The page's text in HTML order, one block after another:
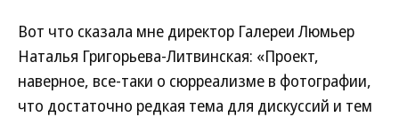
Вот что сказала мне директор Галереи Люмьер
Наталья Григорьева-Литвинская: «Проект,
наверное, все-таки о сюрреализме в фотографии,
что достаточно редкая тема для дискуссий и тем